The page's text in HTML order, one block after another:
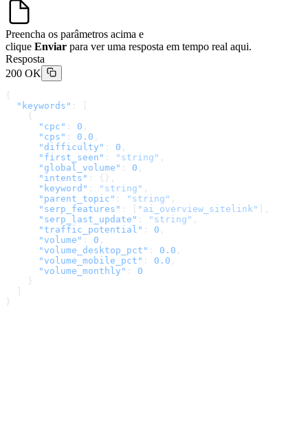
Preencha os parâmetros acima e
clique Enviar para ver uma resposta em tempo real aqui.
Resposta
200 OK
{
  "keywords"
: [
    {
      "cpc"
: 0 ,
      "cps"
: 0.0 ,
      "difficulty"
: 0 ,
      "first_seen"
: "string" ,
      "global_volume"
: 0 ,
      "intents"
: {},
      "keyword"
: "string" ,
      "parent_topic"
: "string" ,
      "serp_features"
: [ "ai_overview_sitelink"
],
      "serp_last_update"
: "string" ,
      "traffic_potential"
: 0 ,
      "volume"
: 0 ,
      "volume_desktop_pct"
: 0.0 ,
      "volume_mobile_pct"
: 0.0 ,
      "volume_monthly"
: 0
    }
}